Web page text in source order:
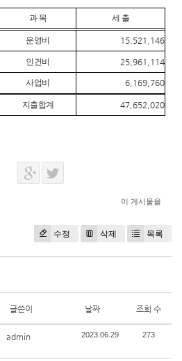
과 목 세 출
운영비 15,521,146
인건비 25,961,114
사업비 6,169,760
지출합계 47,652,020
이 게시물을
수정 삭제 목록
글쓴이 날짜 조회 수
admin 2023.06.29 273